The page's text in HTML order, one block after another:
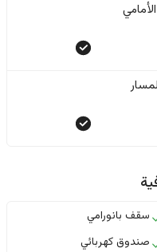
سقف بانورامي
صندوق كهربائي